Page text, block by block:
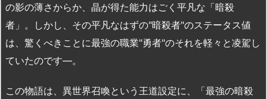
の影の薄さからか、晶が得た能力はごく平凡な「暗殺
者」。しかし、その平凡なはずの"暗殺者"のステータス値
は、驚くべきことに最強の職業"勇者"のそれを軽々と凌駕し
ていたのです—。
この物語は、異世界召喚という王道設定に、「最強の暗殺